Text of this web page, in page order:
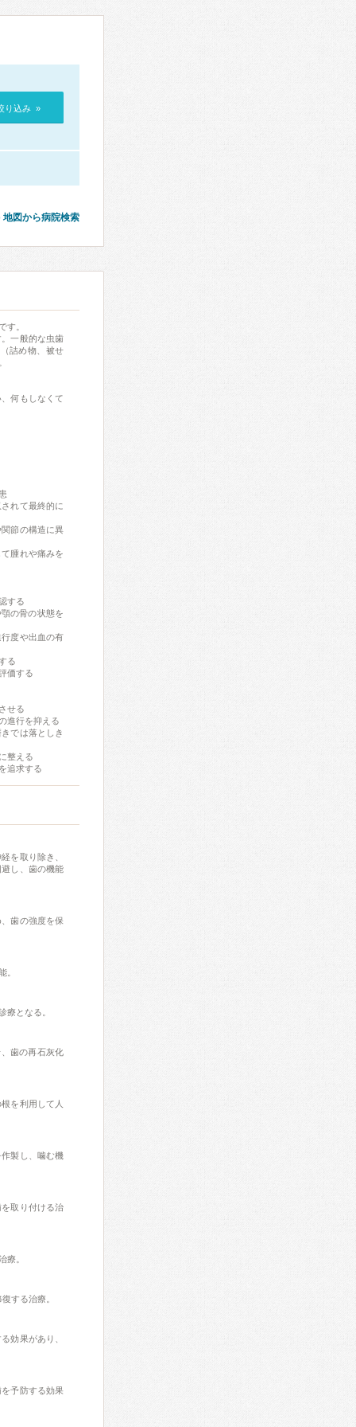
り込み »
地図から病院検索
す。
一般的な虫歯
詰め物、被せ
何もしなくて
れて最終的に
節の構造に異
腫れや痛みを
する
の骨の状態を
度や出血の有
る
価する
せる
進行を抑える
では落としき
整える
追求する
を取り除き、
し、歯の機能
歯の強度を保
。
療となる。
歯の再石灰化
を利用して人
製し、噛む機
取り付ける治
療。
する治療。
効果があり、
予防する効果